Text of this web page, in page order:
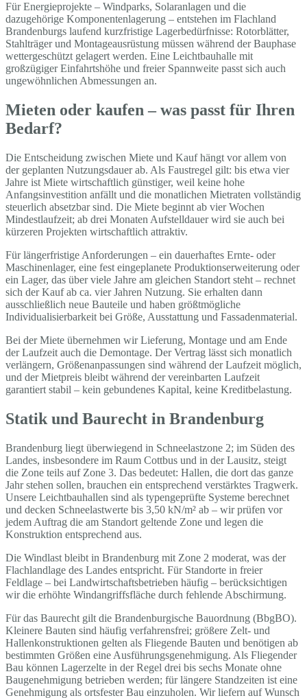
Für Energieprojekte – Windparks, Solaranlagen und die
dazugehörige Komponentenlagerung – entstehen im Flachland
Brandenburgs laufend kurzfristige Lagerbedürfnisse: Rotorblätter,
Stahlträger und Montageausrüstung müssen während der Bauphase
wettergeschützt gelagert werden. Eine Leichtbauhalle mit
großzügiger Einfahrtshöhe und freier Spannweite passt sich auch
ungewöhnlichen Abmessungen an.
Mieten oder kaufen – was passt für Ihren
Bedarf?
Die Entscheidung zwischen Miete und Kauf hängt vor allem von
der geplanten Nutzungsdauer ab. Als Faustregel gilt: bis etwa vier
Jahre ist Miete wirtschaftlich günstiger, weil keine hohe
Anfangsinvestition anfällt und die monatlichen Mietraten vollständig
steuerlich absetzbar sind. Die Miete beginnt ab vier Wochen
Mindestlaufzeit; ab drei Monaten Aufstelldauer wird sie auch bei
kürzeren Projekten wirtschaftlich attraktiv.
Für längerfristige Anforderungen – ein dauerhaftes Ernte- oder
Maschinenlager, eine fest eingeplanete Produktionserweiterung oder
ein Lager, das über viele Jahre am gleichen Standort steht – rechnet
sich der Kauf ab ca. vier Jahren Nutzung. Sie erhalten dann
ausschließlich neue Bauteile und haben größtmögliche
Individualisierbarkeit bei Größe, Ausstattung und Fassadenmaterial.
Bei der Miete übernehmen wir Lieferung, Montage und am Ende
der Laufzeit auch die Demontage. Der Vertrag lässt sich monatlich
verlängern, Größenanpassungen sind während der Laufzeit möglich,
und der Mietpreis bleibt während der vereinbarten Laufzeit
garantiert stabil – kein gebundenes Kapital, keine Kreditbelastung.
Statik und Baurecht in Brandenburg
Brandenburg liegt überwiegend in Schneelastzone 2; im Süden des
Landes, insbesondere im Raum Cottbus und in der Lausitz, steigt
die Zone teils auf Zone 3. Das bedeutet: Hallen, die dort das ganze
Jahr stehen sollen, brauchen ein entsprechend verstärktes Tragwerk.
Unsere Leichtbauhallen sind als typengeprüfte Systeme berechnet
und decken Schneelastwerte bis 3,50 kN/m² ab – wir prüfen vor
jedem Auftrag die am Standort geltende Zone und legen die
Konstruktion entsprechend aus.
Die Windlast bleibt in Brandenburg mit Zone 2 moderat, was der
Flachlandlage des Landes entspricht. Für Standorte in freier
Feldlage – bei Landwirtschaftsbetrieben häufig – berücksichtigen
wir die erhöhte Windangriffsfläche durch fehlende Abschirmung.
Für das Baurecht gilt die Brandenburgische Bauordnung (BbgBO).
Kleinere Bauten sind häufig verfahrensfrei; größere Zelt- und
Hallenkonstruktionen gelten als Fliegende Bauten und benötigen ab
bestimmten Größen eine Ausführungsgenehmigung. Als Fliegender
Bau können Lagerzelte in der Regel drei bis sechs Monate ohne
Baugenehmigung betrieben werden; für längere Standzeiten ist eine
Genehmigung als ortsfester Bau einzuholen. Wir liefern auf Wunsch